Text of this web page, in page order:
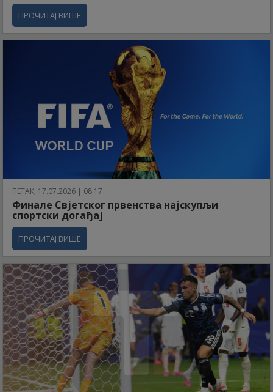
ПРОЧИТАЈ ВИШЕ
ПЕТАК, 17.07.2026 | 08:17
Финале Свјетског првенства најскупљи
спортски догађај
ПРОЧИТАЈ ВИШЕ